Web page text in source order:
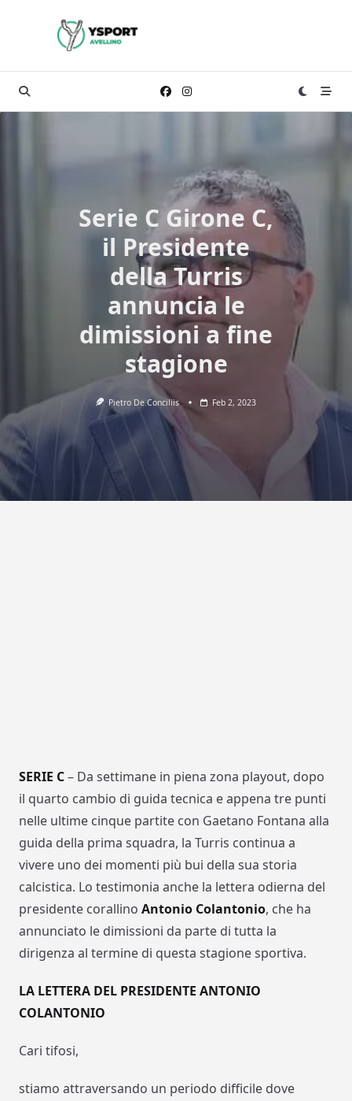
Serie C Girone C,
il Presidente
della Turris
annuncia le
dimissioni a fine
stagione
Pietro De Conciliis Feb 2, 2023
SERIE C– Da settimane in piena zona playout, dopo
il quarto cambio di guida tecnica e appena tre punti
nelle ultime cinque partite con Gaetano Fontana alla
guida della prima squadra, la Turris continua a
vivere uno dei momenti più bui della sua storia
calcistica. Lo testimonia anche la lettera odierna del
presidente corallino Antonio Colantonio, che ha
annunciato le dimissioni da parte di tutta la
dirigenza al termine di questa stagione sportiva.
LA LETTERA DEL PRESIDENTE ANTONIO
COLANTONIO
Cari tifosi,
stiamo attraversando un periodo difficile dove